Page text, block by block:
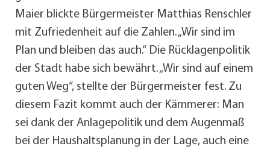
Maier blickte Bürgermeister Matthias Renschler
mit Zufriedenheit auf die Zahlen. „Wir sind im
Plan und bleiben das auch.“ Die Rücklagenpolitik
der Stadt habe sich bewährt. „Wir sind auf einem
guten Weg“, stellte der Bürgermeister fest. Zu
diesem Fazit kommt auch der Kämmerer: Man
sei dank der Anlagepolitik und dem Augenmaß
bei der Haushaltsplanung in der Lage, auch eine